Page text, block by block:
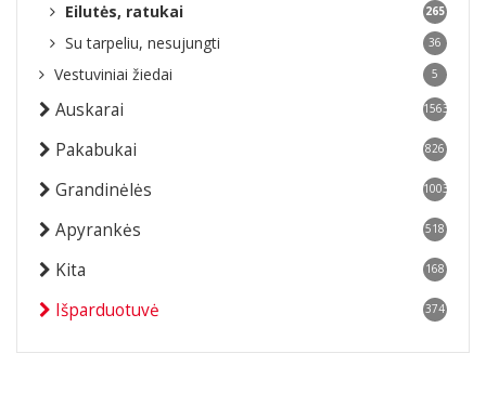
Eilutės, ratukai 265
Su tarpeliu, nesujungti 36
Vestuviniai žiedai 5
Auskarai 1563
Pakabukai 826
Grandinėlės 1003
Apyrankės 518
Kita 168
Išparduotuvė 374